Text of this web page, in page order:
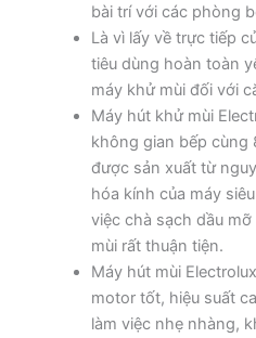
bài trí với các phòng
Là vì lấy về trực tiếp
tiêu dùng hoàn toàn
máy khử mùi đối với
Máy hút khử mùi
không gian bếp
được sản xuất từ
hóa kính của máy
việc chà sạch dầu
mùi rất thuận tiện.
Máy hút mùi
motor tốt, hiệu suất
làm việc nhẹ nhàng,